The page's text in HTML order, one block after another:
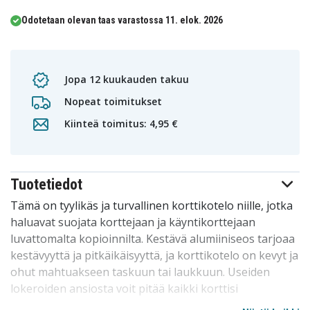
Odotetaan olevan taas varastossa 11. elok. 2026
Jopa 12 kuukauden takuu
Nopeat toimitukset
Kiinteä toimitus: 4,95 €
Tuotetiedot
Tämä on tyylikäs ja turvallinen korttikotelo niille, jotka
haluavat suojata korttejaan ja käyntikorttejaan
luvattomalta kopioinnilta. Kestävä alumiiniseos tarjoaa
kestävyyttä ja pitkäikäisyyttä, ja korttikotelo on kevyt ja
ohut mahtuakseen taskuun tai laukkuun. Useiden
lokeroiden ansiosta voit pitää kaikki korttisi
järjestyksessä, mikä sopii täydellisesti sekä työ- että